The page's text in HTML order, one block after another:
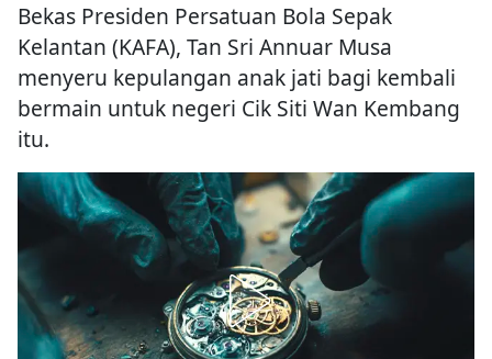
Bekas Presiden Persatuan Bola Sepak
Kelantan (KAFA), Tan Sri Annuar Musa
menyeru kepulangan anak jati bagi kembali
bermain untuk negeri Cik Siti Wan Kembang
itu.